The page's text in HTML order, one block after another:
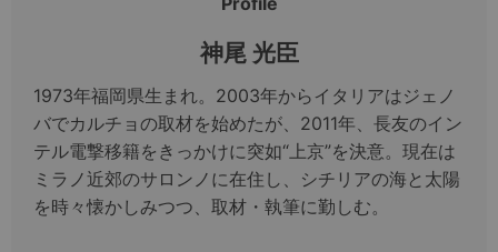
神尾 光臣
1973年福岡県生まれ。2003年からイタリアはジェノ
バでカルチョの取材を始めたが、2011年、長友のイン
テル電撃移籍をきっかけに突如“上京”を決意。現在は
ミラノ近郊のサロンノに在住し、シチリアの海と太陽
を時々懐かしみつつ、取材・執筆に勤しむ。